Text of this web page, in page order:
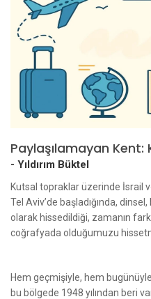
Paylaşılamayan Kent:
- Yıldırım Büktel
Kutsal topraklar üzerinde İsrail
Tel Aviv’de başladığında,
olarak hissedildiği, zamanın
coğrafyada olduğumuzu
Hem geçmişiyle, hem
bu bölgede 1948 yılından beri